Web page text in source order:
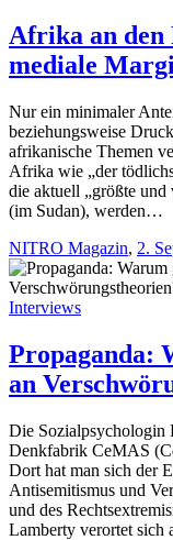
Afrika an den
mediale
Nur ein minimaler
beziehungsweise
afrikanische Themen
Afrika wie „der
die aktuell „größte und
(im Sudan), werden…
NITRO Magazin, 2.
Interviews
Propaganda:
an
Die Sozialpsychologin
Denkfabrik CeMAS
Dort hat man sich der
Antisemitismus und
und des
Lamberty verortet